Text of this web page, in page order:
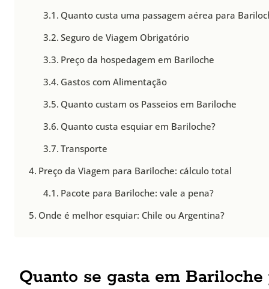
Quanto custa uma passagem aérea para
Seguro de Viagem Obrigatório
Preço da hospedagem em Bariloche
Gastos com Alimentação
Quanto custam os Passeios em Bariloche
Quanto custa esquiar em Bariloche?
Transporte
Preço da Viagem para Bariloche: cálculo total
Pacote para Bariloche: vale a pena?
Onde é melhor esquiar: Chile ou Argentina?
Quanto se gasta em Bariloche